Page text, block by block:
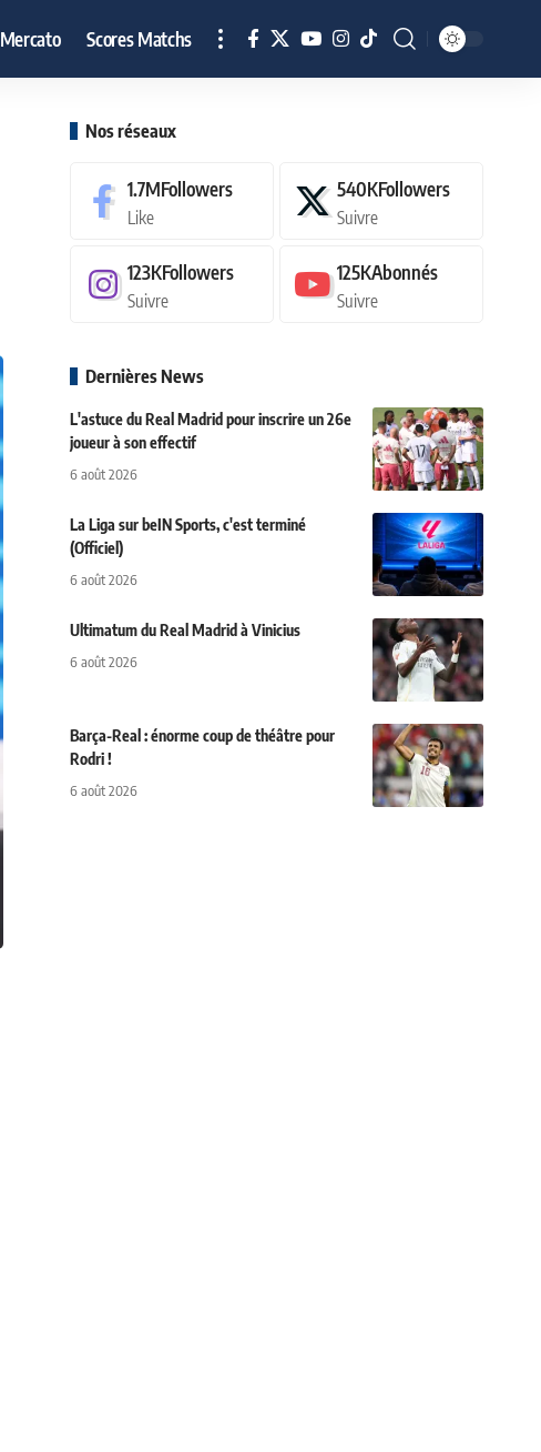
Mercato Scores Matchs
Nos réseaux
1.7MFollowers
Like
540KFollowers
Suivre
123KFollowers
Suivre
125KAbonnés
Suivre
Dernières News
L'astuce du Real Madrid pour inscrire un 26e
joueur à son effectif
6 août 2026
La Liga sur beIN Sports, c'est terminé
(Officiel)
6 août 2026
Ultimatum du Real Madrid à Vinicius
6 août 2026
Barça-Real : énorme coup de théâtre pour
Rodri !
6 août 2026